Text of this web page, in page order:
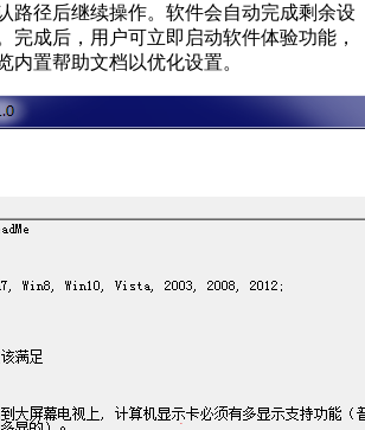
路径后继续操作。软件会自动完成剩余设
完成后，用户可立即启动软件体验功能，
内置帮助文档以优化设置。